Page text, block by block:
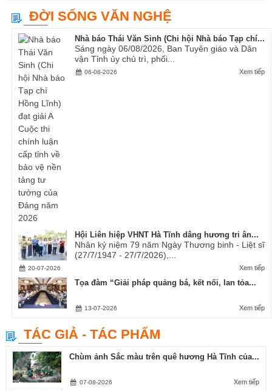
ĐỜI SỐNG VĂN NGHỆ
Nhà báo Thái Văn Sinh (Chi hội Nhà báo Tạp chí...
Sáng ngày 06/08/2026, Ban Tuyên giáo và Dân
vận Tỉnh ủy chủ trì, phối...
Xem tiếp
06-08-2026
Hội Liên hiệp VHNT Hà Tĩnh dâng hương tri ân...
Nhân kỷ niệm 79 năm Ngày Thương binh - Liệt sĩ
(27/7/1947 - 27/7/2026),...
Xem tiếp
20-07-2026
Tọa đàm “Giải pháp quảng bá, kết nối, lan tỏa...
Xem tiếp
13-07-2026
TÁC GIẢ - TÁC PHẨM
Chùm ảnh Sắc màu trên quê hương Hà Tĩnh của...
Xem tiếp
07-08-2026